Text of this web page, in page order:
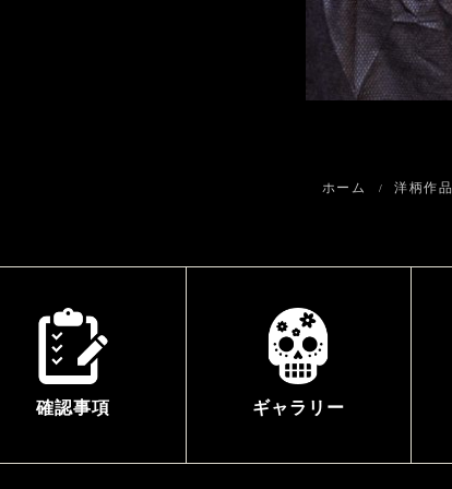
ホーム 洋柄作品
確認事項 ギャラリー